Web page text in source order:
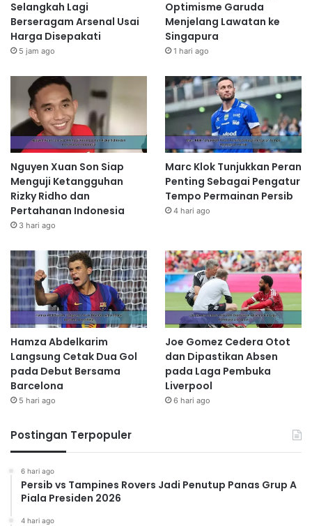
Selangkah Lagi
Berseragam Arsenal Usai
Harga Disepakati
5 jam ago
Optimisme Garuda
Menjelang Lawatan ke
Singapura
1 hari ago
Nguyen Xuan Son Siap
Menguji Ketangguhan
Rizky Ridho dan
Pertahanan Indonesia
3 hari ago
Marc Klok Tunjukkan Peran
Penting Sebagai Pengatur
Tempo Permainan Persib
4 hari ago
Hamza Abdelkarim
Langsung Cetak Dua Gol
pada Debut Bersama
Barcelona
5 hari ago
Joe Gomez Cedera Otot
dan Dipastikan Absen
pada Laga Pembuka
Liverpool
6 hari ago
Postingan Terpopuler
6 hari ago
Persib vs Tampines Rovers Jadi Penutup Panas Grup A
Piala Presiden 2026
4 hari ago